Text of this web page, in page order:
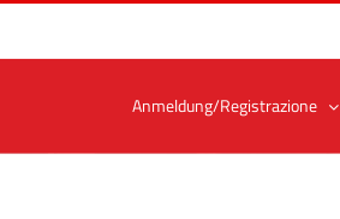
Anmeldung/Registrazione